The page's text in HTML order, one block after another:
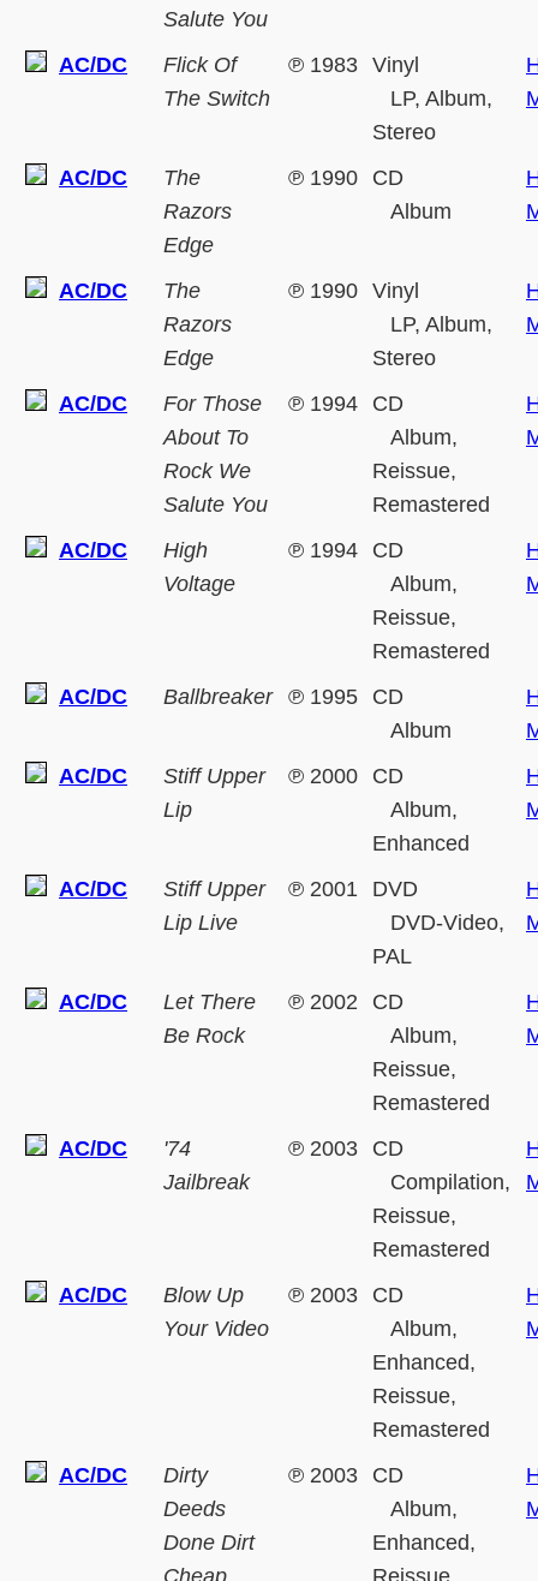
Salute You
AC/DC
Flick Of
The Switch
℗ 1983
Vinyl
LP, Album,
Stereo
AC/DC
The
Razors
Edge
℗ 1990
CD
Album
AC/DC
The
Razors
Edge
℗ 1990
Vinyl
LP, Album,
Stereo
AC/DC
For Those
About To
Rock We
Salute You
℗ 1994
CD
Album,
Reissue,
Remastered
AC/DC
High
Voltage
℗ 1994
CD
Album,
Reissue,
Remastered
AC/DC Ballbreaker ℗ 1995
CD
Album
AC/DC
Stiff Upper
Lip
℗ 2000
CD
Album,
Enhanced
AC/DC
Stiff Upper
Lip Live
℗ 2001
DVD
DVD-Video,
PAL
AC/DC
Let There
Be Rock
℗ 2002
CD
Album,
Reissue,
Remastered
AC/DC
'74
Jailbreak
℗ 2003
CD
Compilation,
Reissue,
Remastered
AC/DC
Blow Up
Your Video
℗ 2003
CD
Album,
Enhanced,
Reissue,
Remastered
AC/DC
Dirty
Deeds
Done Dirt
℗ 2003
CD
Album,
Enhanced,